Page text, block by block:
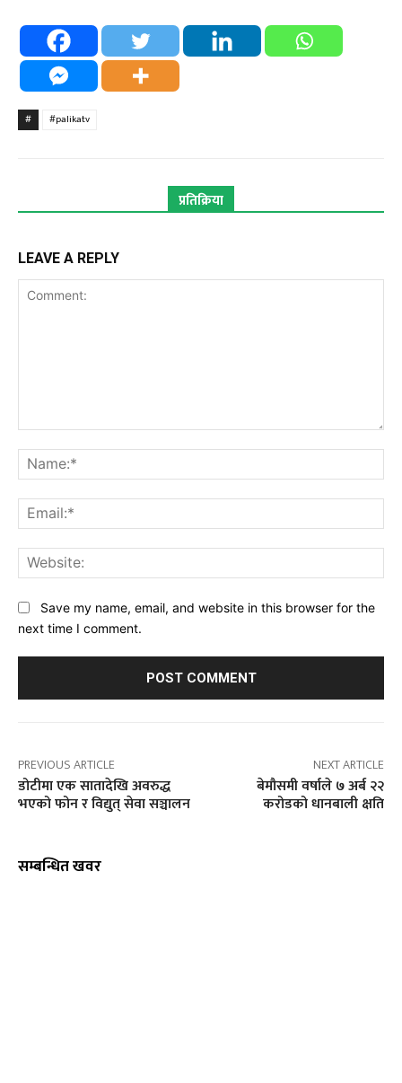
# #palikatv
प्रतिक्रिया
LEAVE A REPLY
Save my name, email, and website in this browser for the
next time I comment.
PREVIOUS ARTICLE
डोटीमा एक सातादेखि अवरुद्ध
भएको फोन र विद्युत् सेवा सञ्चालन
NEXT ARTICLE
बेमौसमी वर्षाले ७ अर्ब २२
करोडको धानबाली क्षति
सम्बन्धित खवर